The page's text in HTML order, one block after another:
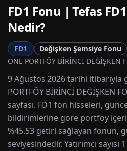
FD1 Fonu | Tefas FD1
Nedir?
FD1 Değişken Şemsiye Fonu
ONE PORTFÖY BİRİNCİ DEĞİŞKEN
9 Ağustos 2026 tarihi itibarıyla
PORTFÖY BİRİNCİ DEĞİŞKEN
sayfası. FD1 fon hisseleri,
bildirimlerine göre portföy
%45.53 getiri sağlayan fonun,
seviyesindedir. Yatırımcı